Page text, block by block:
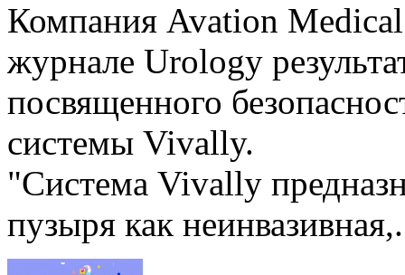
Компания Avation
журнале Urology
посвященного
системы Vivally.
"Система Vivally
пузыря как